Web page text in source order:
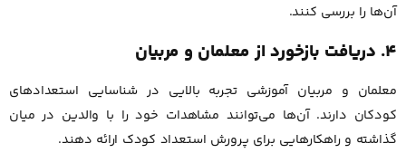
آن‌ها را بررسی کنند.
۴. دریافت بازخورد از معلمان و مربیان
معلمان و مربیان آموزشی تجربه بالایی در شناسایی استعدادهای
کودکان دارند. آن‌ها می‌توانند مشاهدات خود را با والدین در میان
گذاشته و راهکارهایی برای پرورش استعداد کودک ارائه دهند.